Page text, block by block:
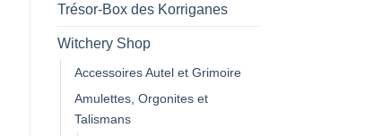
Trésor-Box des Korriganes
Witchery Shop
Accessoires Autel et Grimoire
Amulettes, Orgonites et
Talismans